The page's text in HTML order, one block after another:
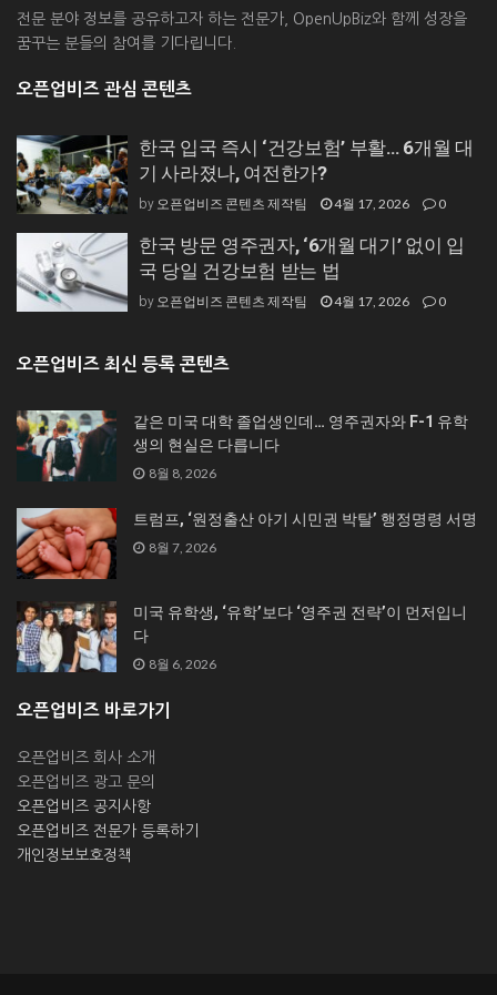
전문 분야 정보를 공유하고자 하는 전문가, OpenUpBiz와 함께 성장을
꿈꾸는 분들의 참여를 기다립니다.
오픈업비즈 관심 콘텐츠
한국 입국 즉시 ‘건강보험’ 부활… 6개월 대
기 사라졌나, 여전한가?
by 오픈업비즈 콘텐츠 제작팀 4월 17, 2026 0
한국 방문 영주권자, ‘6개월 대기’ 없이 입
국 당일 건강보험 받는 법
by 오픈업비즈 콘텐츠 제작팀 4월 17, 2026 0
오픈업비즈 최신 등록 콘텐츠
같은 미국 대학 졸업생인데… 영주권자와 F-1 유학
생의 현실은 다릅니다
8월 8, 2026
트럼프, ‘원정출산 아기 시민권 박탈’ 행정명령 서명
8월 7, 2026
미국 유학생, ‘유학’보다 ‘영주권 전략’이 먼저입니
다
8월 6, 2026
오픈업비즈 바로가기
오픈업비즈 회사 소개
오픈업비즈 광고 문의
오픈업비즈 공지사항
오픈업비즈 전문가 등록하기
개인정보보호정책